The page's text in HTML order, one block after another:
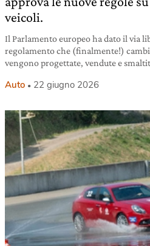
veicoli.
Il Parlamento europeo ha dato il via
regolamento che (finalmente!)
vengono progettate, vendute e
Auto 22 giugno 2026